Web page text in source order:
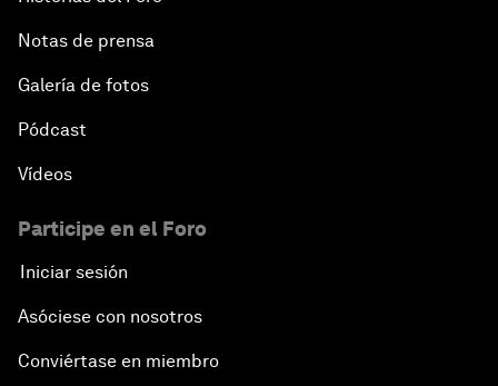
Notas de prensa
Galería de fotos
Pódcast
Vídeos
Participe en el Foro
Iniciar sesión
Asóciese con nosotros
Conviértase en miembro